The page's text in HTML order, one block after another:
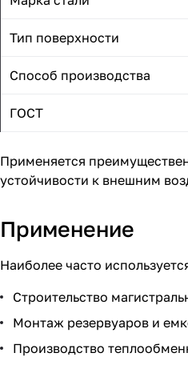
Тип поверхности
Способ производства
ГОСТ
Применяется
устойчивости к внешним
Применение
Наиболее часто
Строительство
Монтаж резервуаров и
Производство